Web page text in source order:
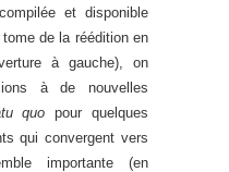
et disponible
de la réédition en
à gauche), on
à de nouvelles
quo pour quelques
qui convergent vers
importante (en